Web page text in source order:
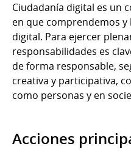
Ciudadanía digital es un
en que comprendemos
digital. Para ejercer
responsabilidades es
de forma responsable,
creativa y participativa,
como personas y en
Acciones